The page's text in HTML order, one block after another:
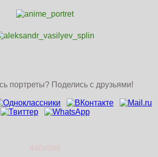
портреты? Поделись с друзьями!
448x896